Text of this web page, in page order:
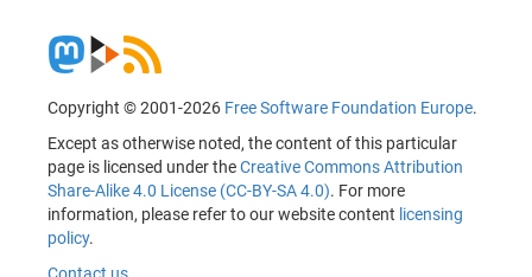
Copyright © 2001-2026 Free Software Foundation Europe.
Except as otherwise noted, the content of this particular
page is licensed under theCreative Commons Attribution
Share-Alike 4.0 License (CC-BY-SA 4.0). For more
information, please refer to our website content licensing
policy.